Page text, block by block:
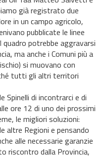
già registrato due
in un campo agricolo,
pubblicate le linee
potrebbe aggravarsi
ma anche i Comuni più a
si muovano con
tutti gli altri territori
Spinelli di incontrarci e di
ore 12 di uno dei prossimi
le migliori soluzioni:
altre Regioni e pensando
alle necessarie garanzie
riscontro dalla Provincia,